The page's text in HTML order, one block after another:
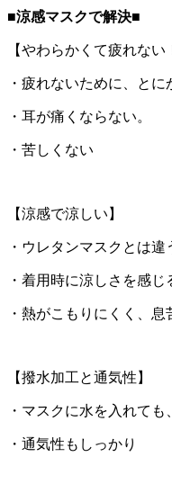
■涼感マスクで解決■
【やわらかくて疲れない
・疲れないために、とに
・耳が痛くならない。
・苦しくない
【涼感で涼しい】
・ウレタンマスクとは
・着用時に涼しさを感じ
・熱がこもりにくく、息
【撥水加工と通気性】
・マスクに水を入れて
・通気性もしっかり